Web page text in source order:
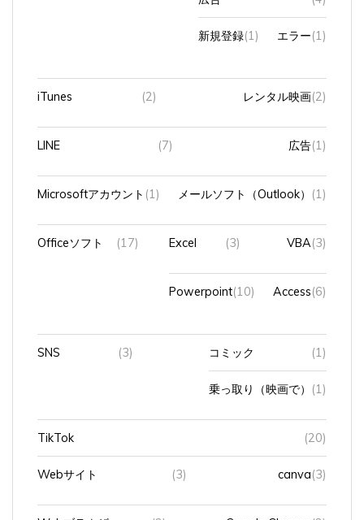
新規登録 (1) エラー (1)
iTunes (2) レンタル映画(2)
LINE (7) 広告 (1)
Microsoftアカウント (1) メールソフト（Outlook） (1)
Officeソフト (17) Excel (3) VBA (3)
Powerpoint (10) Access (6)
SNS (3) コミック (1)
乗っ取り（映画で） (1)
TikTok (20)
Webサイト (3) (3)
Webブラウザ (2) Google Chrome (2)